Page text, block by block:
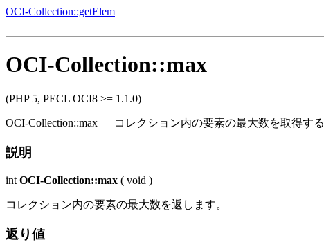
OCI-Collection::getElem
OCI-Collection::max
(PHP 5, PECL OCI8 >= 1.1.0)
OCI-Collection::max — コレクション内の要素の最大数を取得する
説明
int OCI-Collection::max ( void )
コレクション内の要素の最大数を返します。
返り値